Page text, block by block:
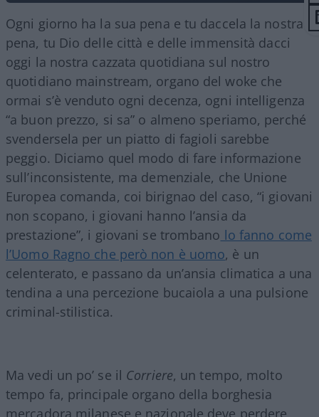
Ogni giorno ha la sua pena e tu daccela la nostra
pena, tu Dio delle città e delle immensità dacci
oggi la nostra cazzata quotidiana sul nostro
quotidiano mainstream, organo del woke che
ormai s’è venduto ogni decenza, ogni intelligenza
“a buon prezzo, si sa” o almeno speriamo, perché
svendersela per un piatto di fagioli sarebbe
peggio. Diciamo quel modo di fare informazione
sull’inconsistente, ma demenziale, che Unione
Europea comanda, coi birignao del caso, “i giovani
non scopano, i giovani hanno l’ansia da
prestazione”, i giovani se trombano lo fanno come
l’Uomo Ragno che però non è uomo, è un
celenterato, e passano da un’ansia climatica a una
tendina a una percezione bucaiola a una pulsione
criminal-stilistica.
Ma vedi un po’ se il Corriere, un tempo, molto
tempo fa, principale organo della borghesia
mercadora milanese e nazionale deve perdere